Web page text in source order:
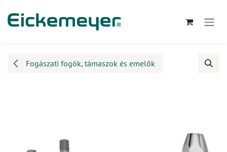
Fogászati fogók, támaszok és emelők